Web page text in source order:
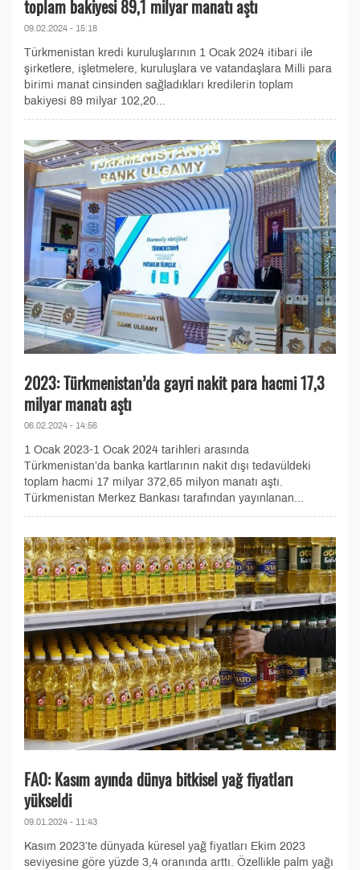
toplam bakiyesi 89,1 milyar manatı aştı
09.02.2024 - 15:18
Türkmenistan kredi kuruluşlarının 1 Ocak 2024 itibari ile
şirketlere, işletmelere, kuruluşlara ve vatandaşlara Milli para
birimi manat cinsinden sağladıkları kredilerin toplam
bakiyesi 89 milyar 102,20...
2023: Türkmenistan’da gayri nakit para hacmi 17,3
milyar manatı aştı
06.02.2024 - 14:56
1 Ocak 2023-1 Ocak 2024 tarihleri arasında
Türkmenistan’da banka kartlarının nakit dışı tedavüldeki
toplam hacmi 17 milyar 372,65 milyon manatı aştı.
Türkmenistan Merkez Bankası tarafından yayınlanan...
FAO: Kasım ayında dünya bitkisel yağ fiyatları
yükseldi
09.01.2024 - 11:43
Kasım 2023’te dünyada küresel yağ fiyatları Ekim 2023
seviyesine göre yüzde 3,4 oranında arttı. Özellikle palm yağı